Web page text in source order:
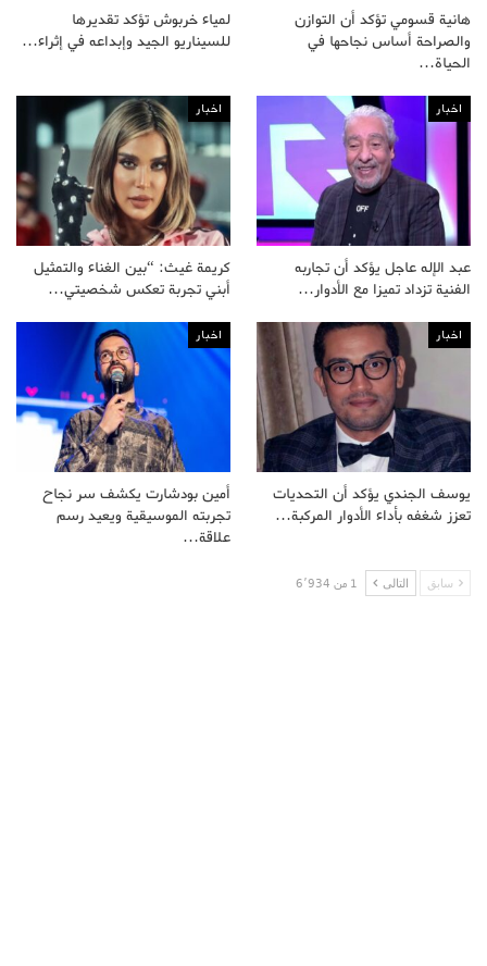
هانية قسومي تؤكد أن التوازن
والصراحة أساس نجاحها في
الحياة…
لمياء خربوش تؤكد تقديرها
للسيناريو الجيد وإبداعه في إثراء…
اخبار
عبد الإله عاجل يؤكد أن تجاربه
الفنية تزداد تميزا مع الأدوار…
اخبار
كريمة غيث: “بين الغناء والتمثيل
أبني تجربة تعكس شخصيتي…
اخبار
يوسف الجندي يؤكد أن التحديات
تعزز شغفه بأداء الأدوار المركبة…
اخبار
أمين بودشارت يكشف سر نجاح
تجربته الموسيقية ويعيد رسم
علاقة…
سابق التالى 1 من 6٬934